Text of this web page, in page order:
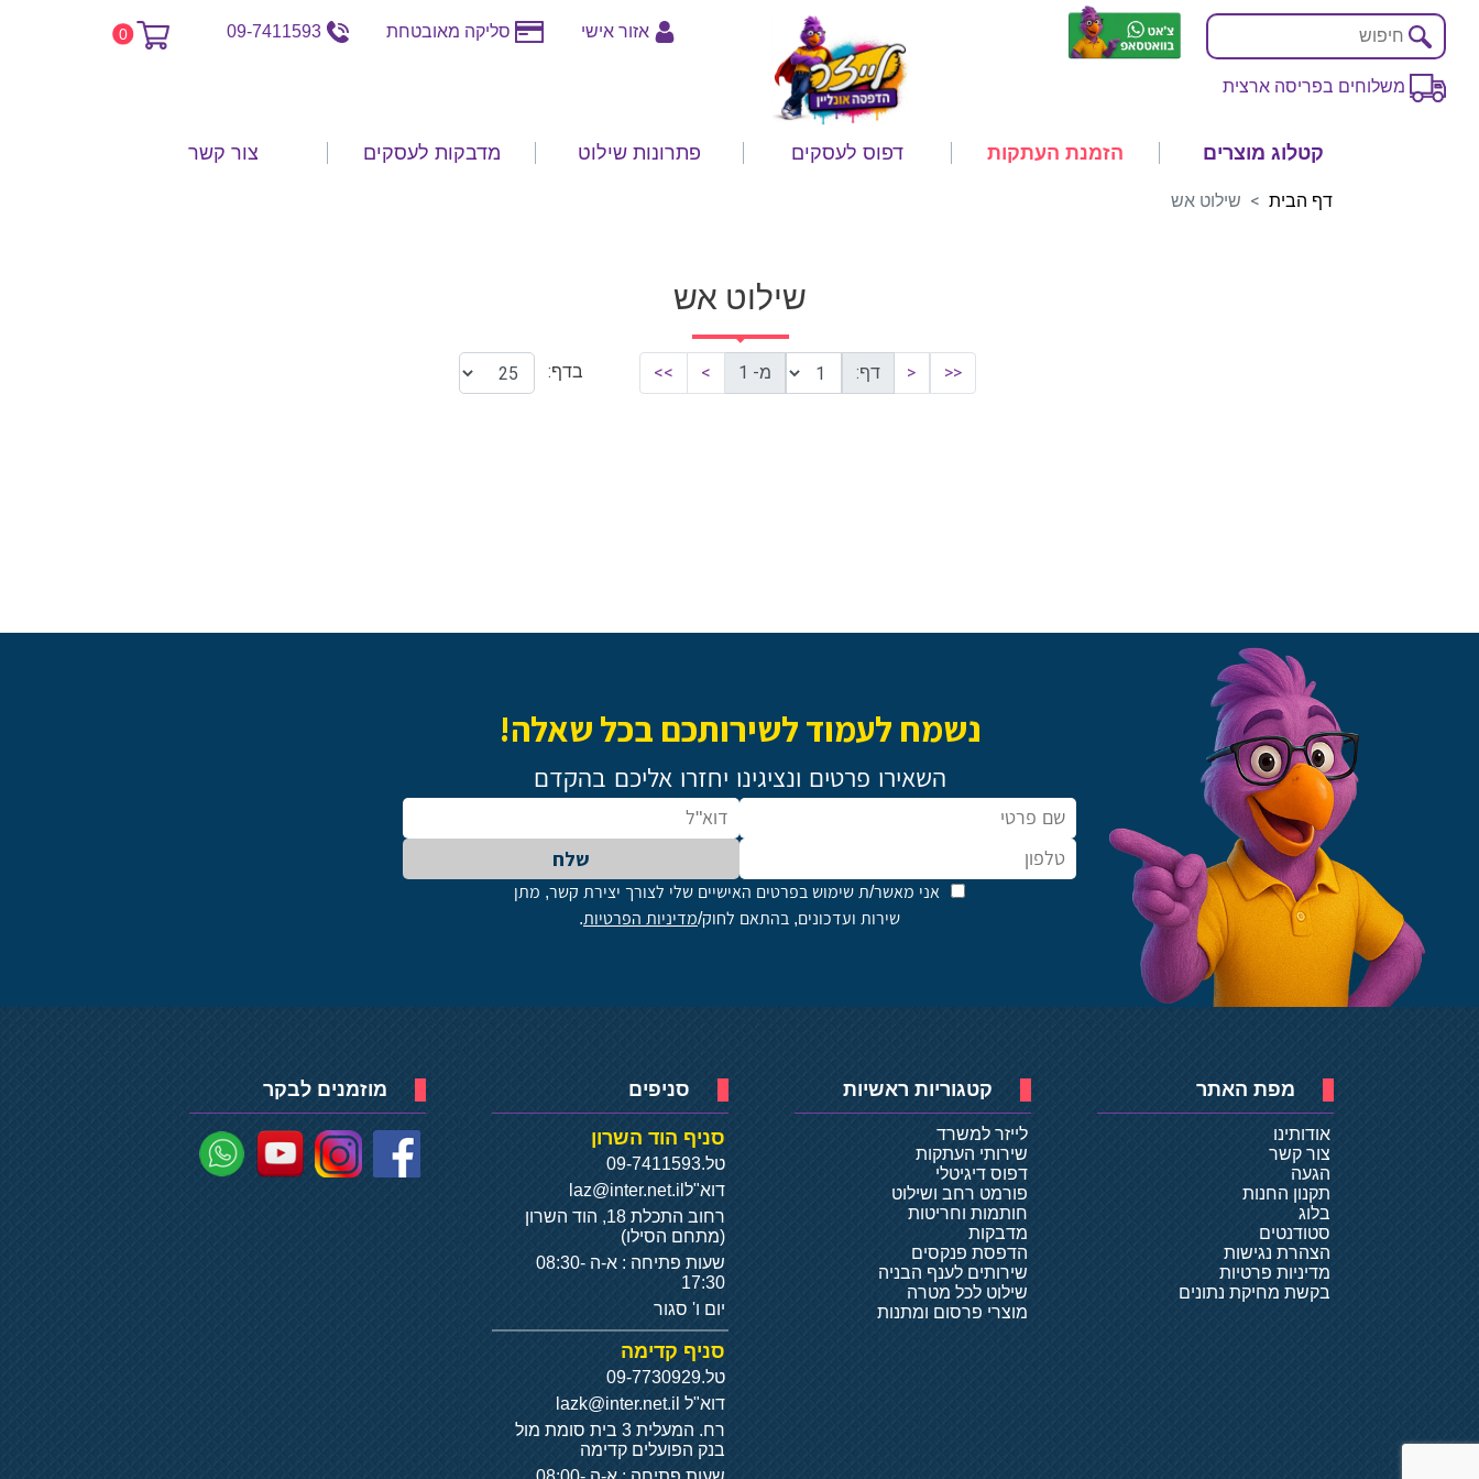
משלוחים בפריסה ארצית
אזור אישי סליקה מאובטחת 09-7411593
0
קטלוג מוצרים הזמנת העתקות דפוס לעסקים פתרונות שילוט מדבקות לעסקים צור קשר
דף הבית שילוט אש
שילוט אש
<<
< דף: מ- 1 >
>> בדף:
נשמח לעמוד לשירותכם בכל שאלה!
השאירו פרטים ונציגינו יחזרו אליכם בהקדם
שלח
אני מאשר/ת שימוש בפרטים האישיים שלי לצורך יצירת קשר, מתן
שירות ועדכונים, בהתאם לחוק/מדיניות הפרטיות.
מפת האתר
אודותינו
צור קשר
הגעה
תקנון החנות
בלוג
סטודנטים
הצהרת נגישות
מדיניות פרטיות
בקשת מחיקת נתונים
קטגוריות ראשיות
לייזר למשרד
שירותי העתקות
דפוס דיגיטלי
פורמט רחב ושילוט
חותמות וחריטות
מדבקות
הדפסת פנקסים
שירותים לענף הבניה
שילוט לכל מטרה
מוצרי פרסום ומתנות
סניפים
סניף הוד השרון
טל.09-7411593
דוא"ל laz@inter.net.il
רחוב התכלת 18, הוד השרון
(מתחם הסילו)
שעות פתיחה : א-ה 08:30-
17:30
יום ו' סגור
סניף קדימה
טל.09-7730929
דוא"ל
רח. המעלית 3 בית סומת מול
בנק הפועלים קדימה
מוזמנים לבקר